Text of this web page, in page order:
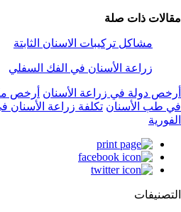
مقالات ذات صلة
مشاكل تركيبات الاسنان الثابتة
زراعة الأسنان في الفك السفلي
أرخص دولة في زراعة الأسنان أرخص
في طب الأسنان تكلفة زراعة الأسنان
الفورية
التصنيفات